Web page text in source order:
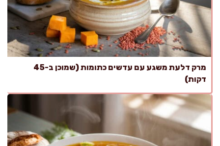
מרק דלעת משגע עם עדשים כתומות (שמוכן ב-45
דקות)